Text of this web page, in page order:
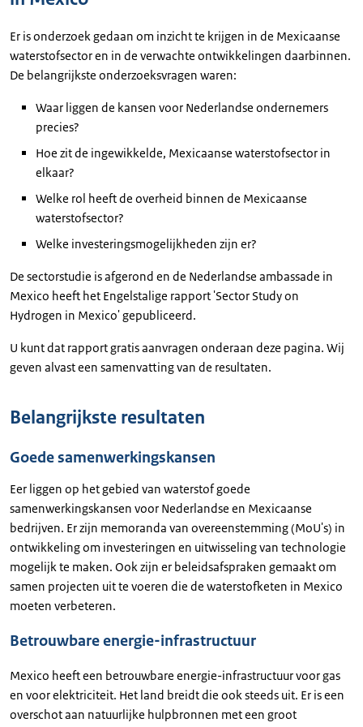
Er is onderzoek gedaan om inzicht te krijgen in de Mexicaanse
waterstofsector en in de verwachte ontwikkelingen daarbinnen.
De belangrijkste onderzoeksvragen waren:
Waar liggen de kansen voor Nederlandse ondernemers
precies?
Hoe zit de ingewikkelde, Mexicaanse waterstofsector in
elkaar?
Welke rol heeft de overheid binnen de Mexicaanse
waterstofsector?
Welke investeringsmogelijkheden zijn er?
De sectorstudie is afgerond en de Nederlandse ambassade in
Mexico heeft het Engelstalige rapport 'Sector Study on
Hydrogen in Mexico'gepubliceerd.
U kunt dat rapport gratis aanvragen onderaan deze pagina. Wij
geven alvast een samenvatting van de resultaten.
Belangrijkste resultaten
Goede samenwerkingskansen
Eer liggen op het gebied van waterstof goede
samenwerkingskansen voor Nederlandse en Mexicaanse
bedrijven. Er zijn memoranda van overeenstemming (MoU's) in
ontwikkeling om investeringen en uitwisseling van technologie
mogelijk te maken. Ook zijn er beleidsafspraken gemaakt om
samen projecten uit te voeren die de waterstofketen in Mexico
moeten verbeteren.
Betrouwbare energie-infrastructuur
Mexico heeft een betrouwbare energie-infrastructuur voor gas
en voor elektriciteit. Het land breidt die ook steeds uit. Er is een
overschot aan natuurlijke hulpbronnen met een groot